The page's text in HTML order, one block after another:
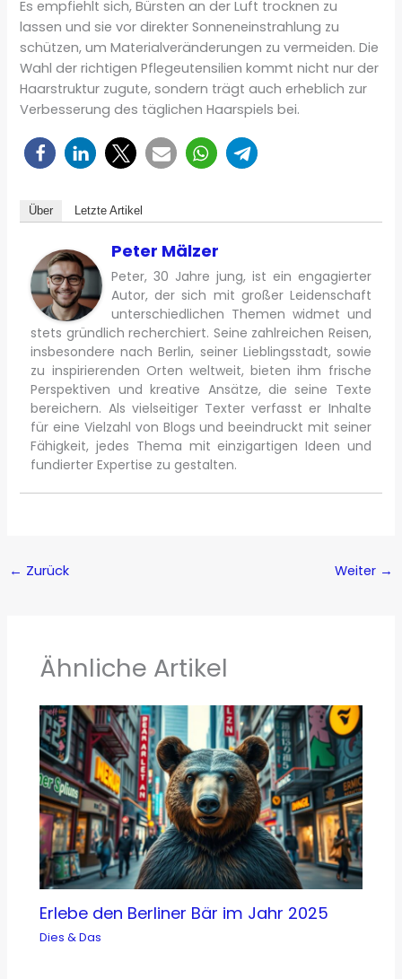
Es empfiehlt sich, Bürsten an der Luft trocknen zu
lassen und sie vor direkter Sonneneinstrahlung zu
schützen, um Materialveränderungen zu vermeiden. Die
Wahl der richtigen Pflegeutensilien kommt nicht nur der
Haarstruktur zugute, sondern trägt auch erheblich zur
Verbesserung des täglichen Haarspiels bei.
Über Letzte Artikel
Peter Mälzer
Peter, 30 Jahre jung, ist ein engagierter
Autor, der sich mit großer Leidenschaft
unterschiedlichen Themen widmet und
stets gründlich recherchiert. Seine zahlreichen Reisen,
insbesondere nach Berlin, seiner Lieblingsstadt, sowie
zu inspirierenden Orten weltweit, bieten ihm frische
Perspektiven und kreative Ansätze, die seine Texte
bereichern. Als vielseitiger Texter verfasst er Inhalte
für eine Vielzahl von Blogs und beeindruckt mit seiner
Fähigkeit, jedes Thema mit einzigartigen Ideen und
fundierter Expertise zu gestalten.
← Zurück Weiter →
Ähnliche Artikel
Erlebe den Berliner Bär im Jahr 2025
Dies & Das